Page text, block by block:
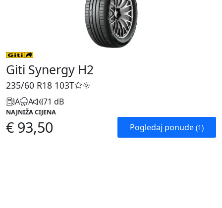
Giti Synergy H2
235/60 R18 103T
A A 71 dB
NAJNIŽA CIJENA
€ 93,50 Pogledaj ponude (1)